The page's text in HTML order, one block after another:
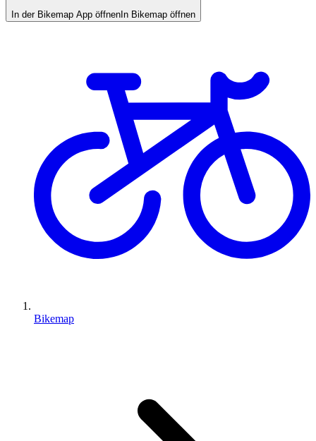
In der Bikemap App öffnen In Bikemap öffnen
Bikemap